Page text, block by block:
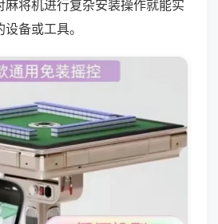
麻将机进行复杂安装操作就能实
备或工具。